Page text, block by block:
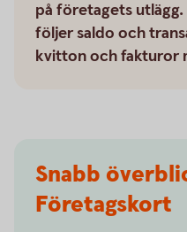
på företagets utlägg.
följer saldo och
kvitton och fakturor
Snabb
Företagskort